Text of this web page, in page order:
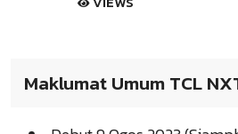
Maklumat Umum TCL